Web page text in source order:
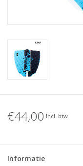
€44,00 Incl. btw
Informatie